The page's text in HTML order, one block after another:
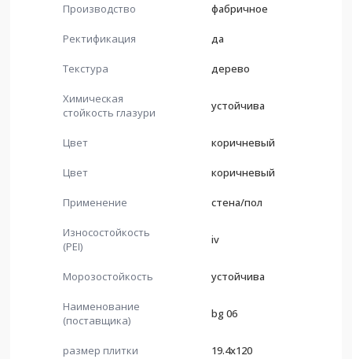
Производство фабричное
Ректификация да
Текстура дерево
Химическая
стойкость глазури
устойчива
Цвет коричневый
Цвет коричневый
Применение стена/пол
Износостойкость
(PEI)
iv
Морозостойкость устойчива
Наименование
(поставщика)
bg 06
размер плитки 19.4x120